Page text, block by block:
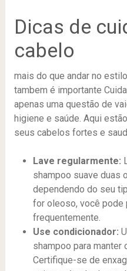
Dicas de
cabelo
mais do que andar no
tambem é importante
apenas uma questão de
higiene e saúde. Aqui
seus cabelos fortes e
Lave regularmente:
shampoo suave duas
dependendo do seu
for oleoso, você pode
frequentemente.
Use condicionador:
shampoo para manter
Certifique-se de